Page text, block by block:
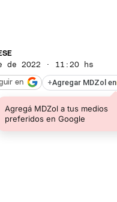
de 2022 · 11:20 hs
+Agregar MDZol en
Agregá MDZol a tus medios
preferidos en Google
en